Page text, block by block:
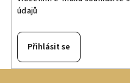
údajů
Přihlásit se